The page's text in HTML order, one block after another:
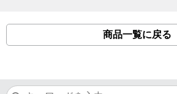
商品一覧に戻る